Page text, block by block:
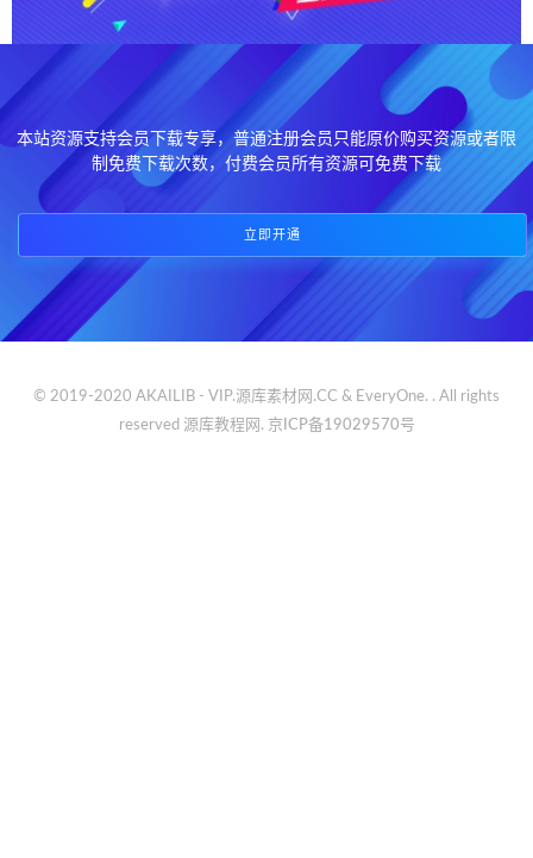
本站资源支持会员下载专享，普通注册会员只能原价购买资源或者限
制免费下载次数，付费会员所有资源可免费下载
立即开通
© 2019-2020 AKAILIB - VIP.源库素材网.CC & EveryOne. . All rights
reserved 源库教程网. 京ICP备19029570号